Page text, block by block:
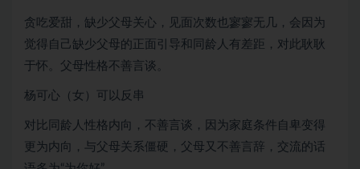
贪吃爱甜，缺少父母关心，见面次数也寥寥无几，会因为
觉得自己缺少父母的正面引导和同龄人有差距，对此耿耿
于怀。父母性格不善言谈。
杨可心（女）可以反串
对比同龄人性格内向，不善言谈，因为家庭条件自卑变得
更为内向，与父母关系僵硬，父母又不善言辞，交流的话